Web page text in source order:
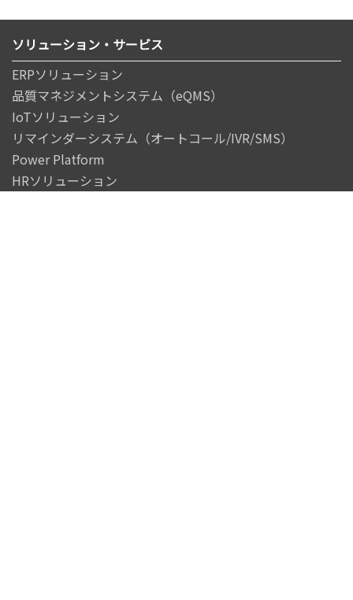
ソリューション・サービス
ERPソリューション
品質マネジメントシステム（eQMS）
IoTソリューション
リマインダーシステム（オートコール/IVR/SMS）
Power Platform
HRソリューション